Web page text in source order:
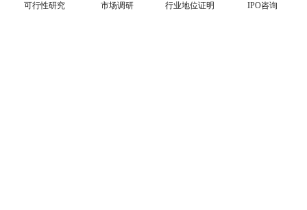
可行性研究 市场调研 行业地位证明 IPO咨询